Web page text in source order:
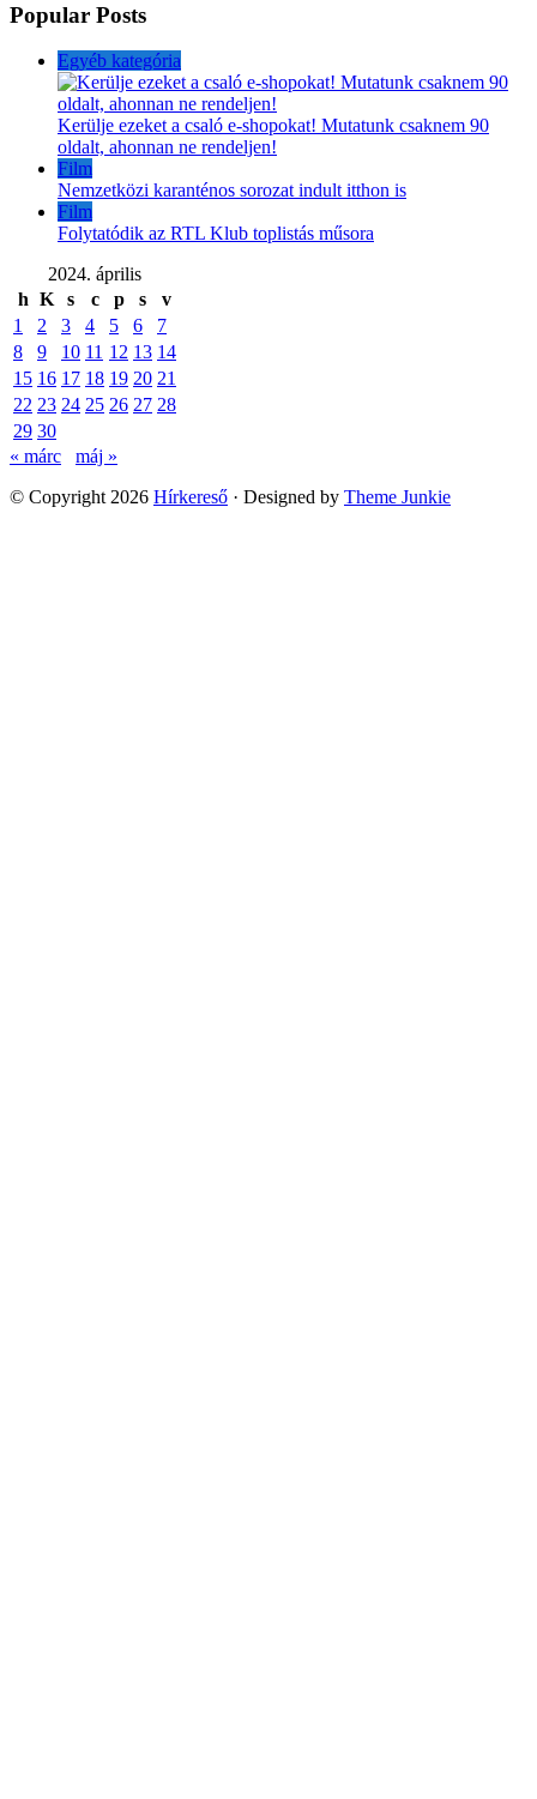
Popular Posts
Egyéb kategória
Kerülje ezeket a csaló e-shopokat! Mutatunk csaknem 90
oldalt, ahonnan ne rendeljen!
Film
Nemzetközi karanténos sorozat indult itthon is
Film
Folytatódik az RTL Klub toplistás műsora
2024. április
h K s c p s
v
1
2 3 4 5 6
7
8
9 10 11 12 13 14
15 16 17 18 19 20 21
22 23 24 25 26 27 28
29 30
« márc
máj »
© Copyright 2026 Hírkereső · Designed by Theme Junkie